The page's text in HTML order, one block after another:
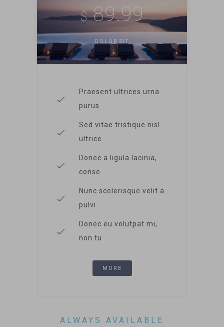
$89.99
DOLOR SIT
Praesent ultrices urna
purus
Sed vitae tristique nisl
ultrice
Donec a ligula lacinia,
conse
Nunc scelerisque velit a
pulvi
Donec eu volutpat mi,
non tu
MORE
ALWAYS AVAILABLE